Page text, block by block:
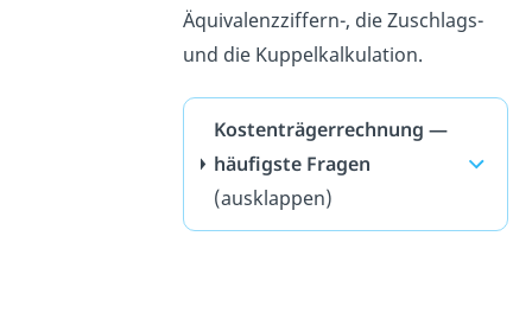
Äquivalenzziffern-, die Zuschlags-
und die Kuppelkalkulation.
Kostenträgerrechnung —
häufigste Fragen
(ausklappen)